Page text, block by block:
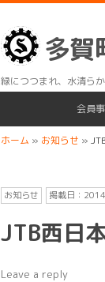
多賀
緑につつまれ、水清ら
会員
ホーム » お知らせ »
お知らせ 掲載日：
JTB西日
Leave a reply